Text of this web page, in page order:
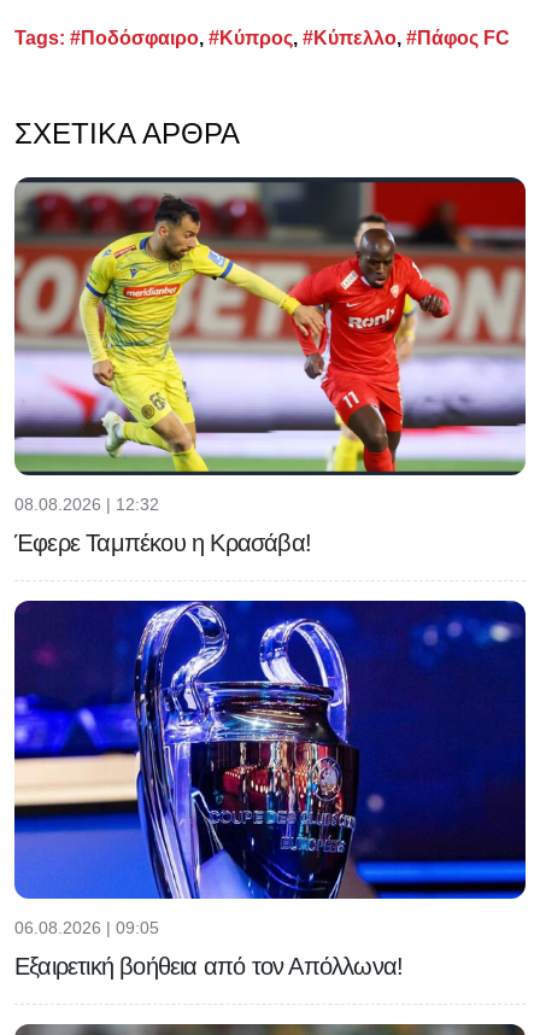
Tags: #Ποδόσφαιρο, #Κύπρος, #Κύπελλο, #Πάφος FC
ΣΧΕΤΙΚΆ ΆΡΘΡΑ
08.08.2026 | 12:32
Έφερε Ταμπέκου η Κρασάβα!
06.08.2026 | 09:05
Εξαιρετική βοήθεια από τον Απόλλωνα!